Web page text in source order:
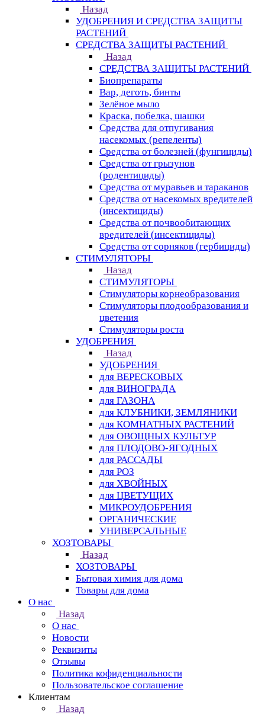
Назад
УДОБРЕНИЯ И СРЕДСТВА ЗАЩИТЫ
РАСТЕНИЙ
СРЕДСТВА ЗАЩИТЫ РАСТЕНИЙ
Назад
СРЕДСТВА ЗАЩИТЫ РАСТЕНИЙ
Биопрепараты
Вар, деготь, бинты
Зелёное мыло
Краска, побелка, шашки
Средства для отпугивания
насекомых (репеленты)
Средства от болезней (фунгициды)
Средства от грызунов
(родентициды)
Средства от муравьев и тараканов
Средства от насекомых вредителей
(инсектициды)
Средства от почвообитающих
вредителей (инсектициды)
Средства от сорняков (гербициды)
СТИМУЛЯТОРЫ
Назад
СТИМУЛЯТОРЫ
Стимуляторы корнеобразования
Стимуляторы плодообразования и
цветения
Стимуляторы роста
УДОБРЕНИЯ
Назад
УДОБРЕНИЯ
для ВЕРЕСКОВЫХ
для ВИНОГРАДА
для ГАЗОНА
для КЛУБНИКИ, ЗЕМЛЯНИКИ
для КОМНАТНЫХ РАСТЕНИЙ
для ОВОЩНЫХ КУЛЬТУР
для ПЛОДОВО-ЯГОДНЫХ
для РАССАДЫ
для РОЗ
для ХВОЙНЫХ
для ЦВЕТУЩИХ
МИКРОУДОБРЕНИЯ
ОРГАНИЧЕСКИЕ
УНИВЕРСАЛЬНЫЕ
ХОЗТОВАРЫ
Назад
ХОЗТОВАРЫ
Бытовая химия для дома
Товары для дома
О нас
Назад
О нас
Новости
Реквизиты
Отзывы
Политика кофиденциальности
Пользовательское соглашение
Клиентам
Назад